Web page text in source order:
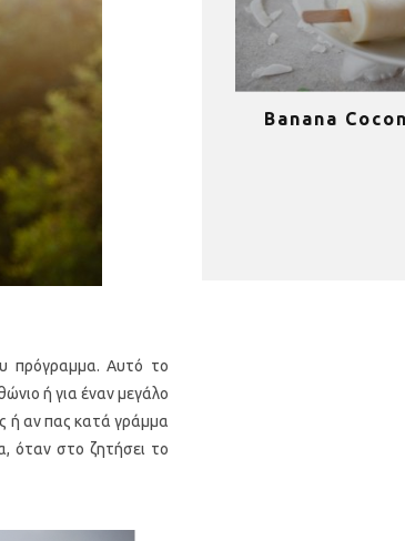
πρόγραμμα. Αυτό το
ή για έναν μεγάλο
ή αν πας κατά γράμμα
όταν στο ζητήσει το
σνακ Banana Coconut Popsicles